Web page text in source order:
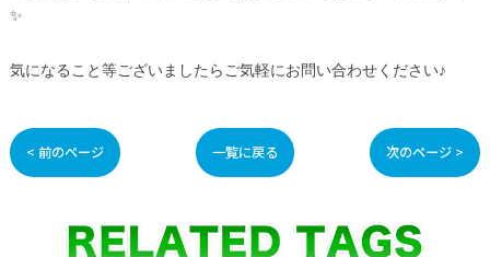
✨
気になること等ございましたらご気軽にお問い合わせください♪
< 前のページ 一覧に戻る 次のページ >